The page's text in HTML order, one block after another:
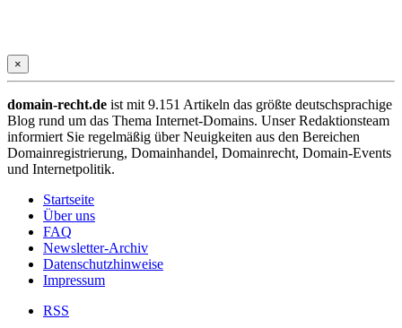
×
domain-recht.de ist mit 9.151 Artikeln das größte deutschsprachige
Blog rund um das Thema Internet-Domains. Unser Redaktionsteam
informiert Sie regelmäßig über Neuigkeiten aus den Bereichen
Domainregistrierung, Domainhandel, Domainrecht, Domain-Events
und Internetpolitik.
Startseite
Über uns
FAQ
Newsletter-Archiv
Datenschutzhinweise
Impressum
RSS